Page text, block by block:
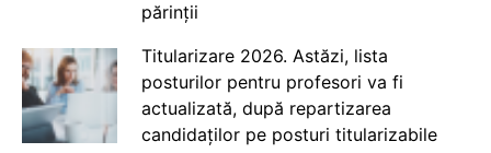
părinții
Titularizare 2026. Astăzi, lista
posturilor pentru profesori va fi
actualizată, după repartizarea
candidaților pe posturi titularizabile